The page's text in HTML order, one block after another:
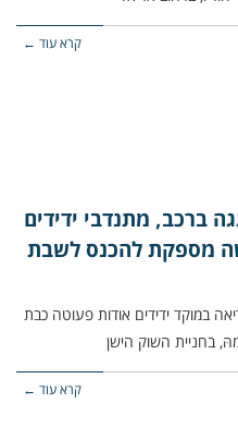
קרא עוד ←
ברכב, מתנדבי ידידים
מספקת להכנס לשבת
התקבלה קריאה במוקד ידידים אודות פעוטה כבת
בחניית השוק הישן
קרא עוד ←